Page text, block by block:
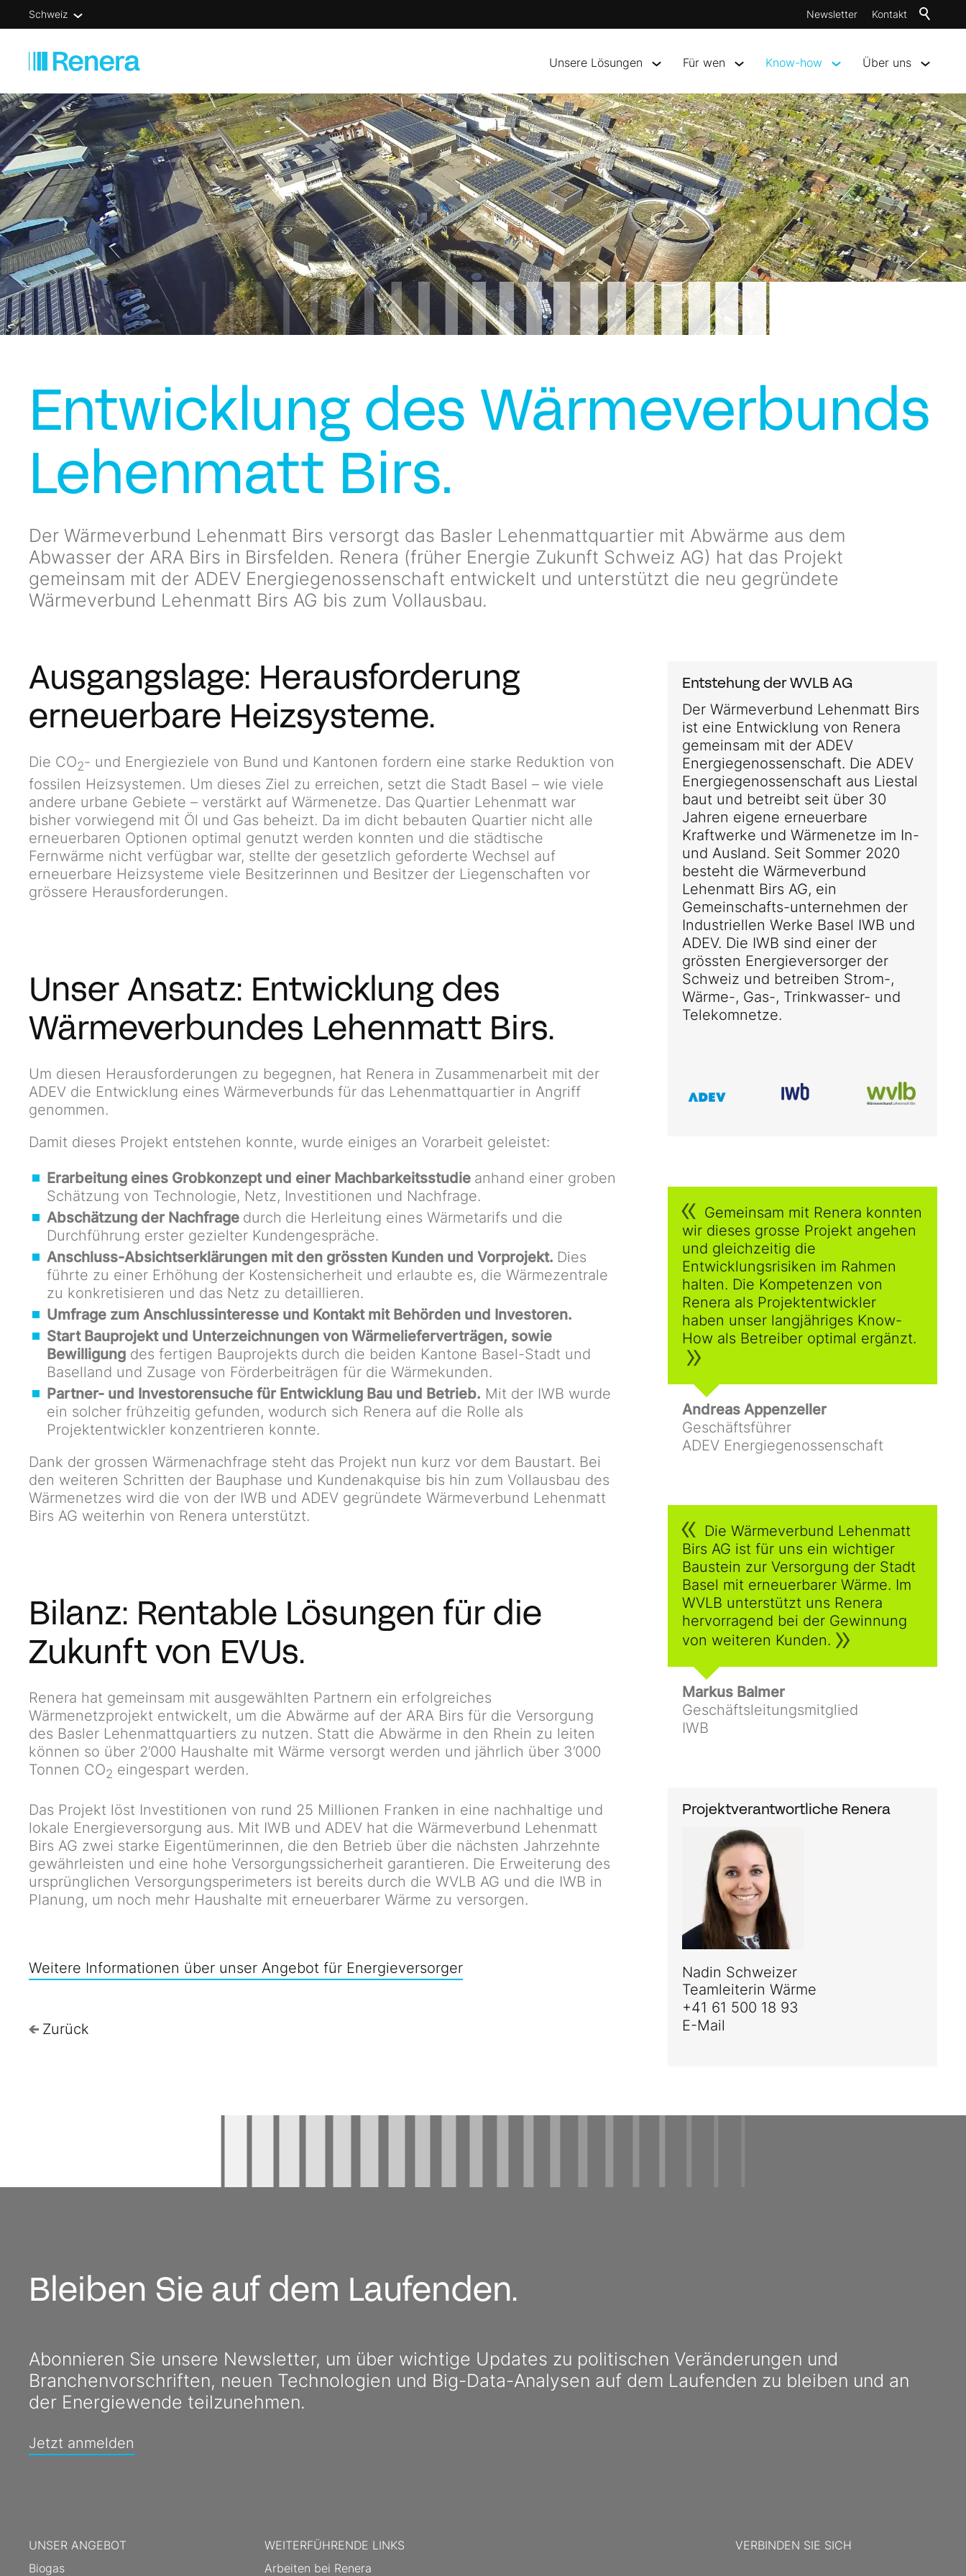
Newsletter Kontakt
Schweiz
Unsere Lösungen Für wen Know-how Über uns
Entwicklung des Wärmeverbunds
Lehenmatt Birs.
Der Wärmeverbund Lehenmatt Birs versorgt das Basler Lehenmattquartier mit Abwärme aus dem
Abwasser der ARA Birs in Birsfelden. Renera (früher Energie Zukunft Schweiz AG) hat das Projekt
gemeinsam mit der ADEV Energiegenossenschaft entwickelt und unterstützt die neu gegründete
Wärmeverbund Lehenmatt Birs AG bis zum Vollausbau.
Ausgangslage: Herausforderung
erneuerbare Heizsysteme.
Die CO2- und Energieziele von Bund und Kantonen fordern eine starke Reduktion von
fossilen Heizsystemen. Um dieses Ziel zu erreichen, setzt die Stadt Basel – wie viele
andere urbane Gebiete – verstärkt auf Wärmenetze. Das Quartier Lehenmatt war
bisher vorwiegend mit Öl und Gas beheizt. Da im dicht bebauten Quartier nicht alle
erneuerbaren Optionen optimal genutzt werden konnten und die städtische
Fernwärme nicht verfügbar war, stellte der gesetzlich geforderte Wechsel auf
erneuerbare Heizsysteme viele Besitzerinnen und Besitzer der Liegenschaften vor
grössere Herausforderungen.
Unser Ansatz: Entwicklung des
Wärmeverbundes Lehenmatt Birs.
Um diesen Herausforderungen zu begegnen, hat Renera in Zusammenarbeit mit der
ADEV die Entwicklung eines Wärmeverbunds für das Lehenmattquartier in Angriff
genommen.
Damit dieses Projekt entstehen konnte, wurde einiges an Vorarbeit geleistet:
Erarbeitung eines Grobkonzept und einer Machbarkeitsstudie anhand einer groben
Schätzung von Technologie, Netz, Investitionen und Nachfrage.
Abschätzung der Nachfrage durch die Herleitung eines Wärmetarifs und die
Durchführung erster gezielter Kundengespräche.
Anschluss-Absichtserklärungen mit den grössten Kunden und Vorprojekt. Dies
führte zu einer Erhöhung der Kostensicherheit und erlaubte es, die Wärmezentrale
zu konkretisieren und das Netz zu detaillieren.
Umfrage zum Anschlussinteresse und Kontakt mit Behörden und Investoren.
Start Bauprojekt und Unterzeichnungen von Wärmelieferverträgen, sowie
Bewilligung des fertigen Bauprojekts durch die beiden Kantone Basel-Stadt und
Baselland und Zusage von Förderbeiträgen für die Wärmekunden.
Partner- und Investorensuche für Entwicklung Bau und Betrieb. Mit der IWB wurde
ein solcher frühzeitig gefunden, wodurch sich Renera auf die Rolle als
Projektentwickler konzentrieren konnte.
Dank der grossen Wärmenachfrage steht das Projekt nun kurz vor dem Baustart. Bei
den weiteren Schritten der Bauphase und Kundenakquise bis hin zum Vollausbau des
Wärmenetzes wird die von der IWB und ADEV gegründete Wärmeverbund Lehenmatt
Birs AG weiterhin von Renera unterstützt.
Bilanz: Rentable Lösungen für die
Zukunft von EVUs.
Renera hat gemeinsam mit ausgewählten Partnern ein erfolgreiches
Wärmenetzprojekt entwickelt, um die Abwärme auf der ARA Birs für die Versorgung
des Basler Lehenmattquartiers zu nutzen. Statt die Abwärme in den Rhein zu leiten
können so über 2’000 Haushalte mit Wärme versorgt werden und jährlich über 3’000
Tonnen CO2 eingespart werden.
Das Projekt löst Investitionen von rund 25 Millionen Franken in eine nachhaltige und
lokale Energieversorgung aus. Mit IWB und ADEV hat die Wärmeverbund Lehenmatt
Birs AG zwei starke Eigentümerinnen, die den Betrieb über die nächsten Jahrzehnte
gewährleisten und eine hohe Versorgungssicherheit garantieren. Die Erweiterung des
ursprünglichen Versorgungsperimeters ist bereits durch die WVLB AG und die IWB in
Planung, um noch mehr Haushalte mit erneuerbarer Wärme zu versorgen.
Weitere Informationen über unser Angebot für Energieversorger
Zurück
Entstehung der WVLB AG
Der Wärmeverbund Lehenmatt Birs
ist eine Entwicklung von Renera
gemeinsam mit der ADEV
Energiegenossenschaft. Die ADEV
Energiegenossenschaft aus Liestal
baut und betreibt seit über 30
Jahren eigene erneuerbare
Kraftwerke und Wärmenetze im In-
und Ausland. Seit Sommer 2020
besteht die Wärmeverbund
Lehenmatt Birs AG, ein
Gemeinschafts-unternehmen der
Industriellen Werke Basel IWB und
ADEV. Die IWB sind einer der
grössten Energieversorger der
Schweiz und betreiben Strom-,
Wärme-, Gas-, Trinkwasser- und
Telekomnetze.
Gemeinsam mit Renera konnten
wir dieses grosse Projekt angehen
und gleichzeitig die
Entwicklungsrisiken im Rahmen
halten. Die Kompetenzen von
Renera als Projektentwickler
haben unser langjähriges Know-
How als Betreiber optimal ergänzt.
Andreas Appenzeller
Geschäftsführer
ADEV Energiegenossenschaft
Die Wärmeverbund Lehenmatt
Birs AG ist für uns ein wichtiger
Baustein zur Versorgung der Stadt
Basel mit erneuerbarer Wärme. Im
WVLB unterstützt uns Renera
hervorragend bei der Gewinnung
von weiteren Kunden.
Markus Balmer
Geschäftsleitungsmitglied
IWB
Projektverantwortliche Renera
Nadin Schweizer
Teamleiterin Wärme
+41 61 500 18 93
E-Mail
Bleiben Sie auf dem Laufenden.
Abonnieren Sie unsere Newsletter, um über wichtige Updates zu politischen Veränderungen und
Branchenvorschriften, neuen Technologien und Big-Data-Analysen auf dem Laufenden zu bleiben und an
der Energiewende teilzunehmen.
Jetzt anmelden
UNSER ANGEBOT
Biogas
WEITERFÜHRENDE LINKS
Arbeiten bei Renera
VERBINDEN SIE SICH